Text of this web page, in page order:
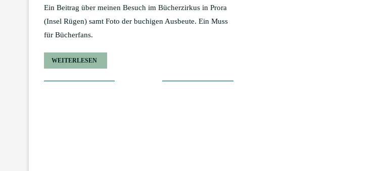
Ein Beitrag über meinen Besuch im Bücherzirkus in Prora
(Insel Rügen) samt Foto der buchigen Ausbeute. Ein Muss
für Bücherfans.
WEITERLESEN